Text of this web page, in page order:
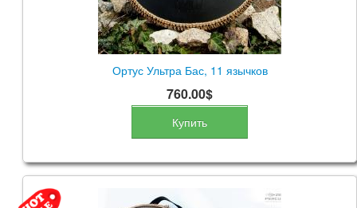
Ортус Ультра Бас, 11 язычков
760.00$
Купить